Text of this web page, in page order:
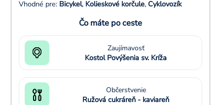
Vhodné pre: Bicykel, Kolieskové korčule, Cyklovozík
Čo máte po ceste
Zaujímavosť
Kostol Povýšenia sv. Kríža
Občerstvenie
Ružová cukráreň - kaviareň